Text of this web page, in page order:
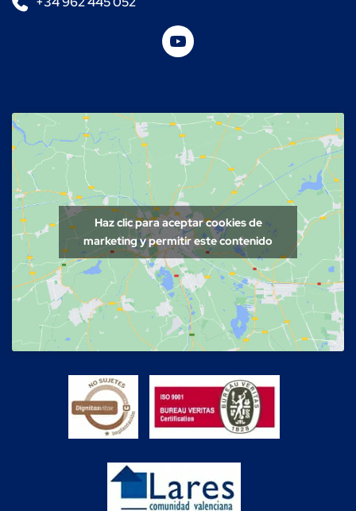
Haz clic para aceptar cookies de
marketing y permitir este contenido